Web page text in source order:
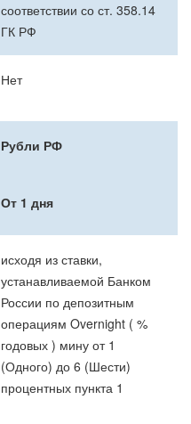
соответствии со ст. 358.14
ГК РФ
Нет
Рубли РФ
От 1 дня
исходя из ставки,
устанавливаемой Банком
России по депозитным
операциям Overnight ( %
годовых ) мину от 1
(Одного) до 6 (Шести)
процентных пункта 1